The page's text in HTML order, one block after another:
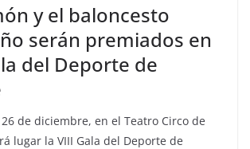
y el baloncesto
serán premiados en
del Deporte de
de diciembre, en el Teatro Circo de
lugar la VIII Gala del Deporte de